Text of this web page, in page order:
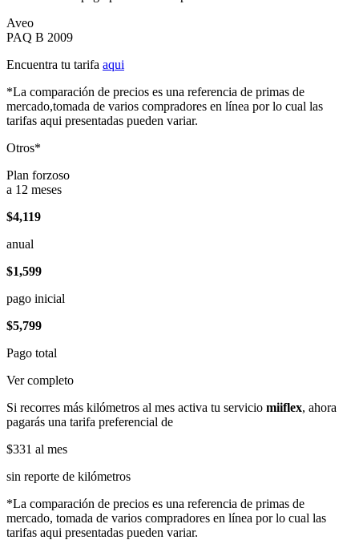
Aveo
PAQ B 2009
Encuentra tu tarifa aqui
*La comparación de precios es una referencia de primas de
mercado,tomada de varios compradores en línea por lo cual las
tarifas aqui presentadas pueden variar.
Otros*
Plan forzoso
a 12 meses
$4,119
anual
$1,599
pago inicial
$5,799
Pago total
Ver completo
Si recorres más kilómetros al mes activa tu servicio miiflex, ahora
pagarás una tarifa preferencial de
$331 al mes
sin reporte de kilómetros
*La comparación de precios es una referencia de primas de
mercado, tomada de varios compradores en línea por lo cual las
tarifas aqui presentadas pueden variar.